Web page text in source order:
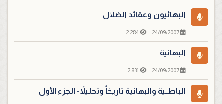
البهائيون وعقائد الضلال
24/09/2007
2.284
البهائية
24/09/2007
2.831
الباطنية والبهائية تاريخاً وتحليلاً- الجزء الأول